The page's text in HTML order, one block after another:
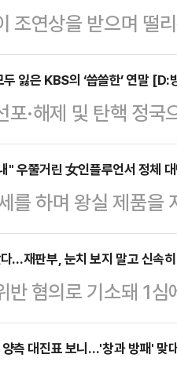
조연상을 받으며 떨
리즘타워에서 열린
활'로 조연상을 받았
시기에 이렇게 서로
된 것은 감사한 일인
라 떨리는데 뜻깊은
인의 탈출'을 탄생시
잃은 KBS의 ‘씁쓸한’ 연말 [D:
포·해제 및 탄핵 정
만 이 틈을 뉴스 특보
상기시키고 있다.
뢰도를 입증했으며,
대감도 크지 않은 상
는 뉴스 특보로
6% 내외의 시청률
록…
" 우쭐거린 女인플루언서 정체
를 하며 왕실 제품을
계정이 삭제됐다
따르면 외국인 배
을 판매한 인플루언
소셜미디어 '더우인'
서 아랍인으로 보이
…재판부, 눈치 보지 말고 신속
반 혐의로 기소돼 1
당 이재명 대표의 항
시를 위해 인편으로
측 대진표 보니…'창과 방패' 맞